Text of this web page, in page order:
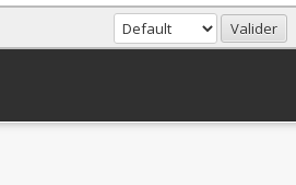
Syndication RSS